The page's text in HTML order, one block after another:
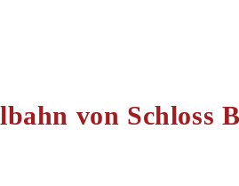
von Schloss